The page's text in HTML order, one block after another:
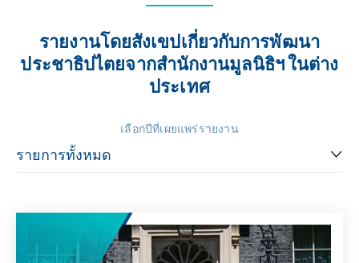
รายงานโดยสังเขปเกี่ยวกับการพัฒนา
ประชาธิปไตยจากสำนักงานมูลนิธิฯ ในต่าง
ประเทศ
เลือกปีที่เผยแพร่รายงาน